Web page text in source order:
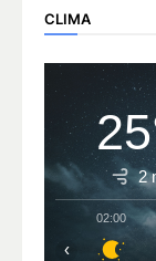
CLIMA
2
02:00
‹